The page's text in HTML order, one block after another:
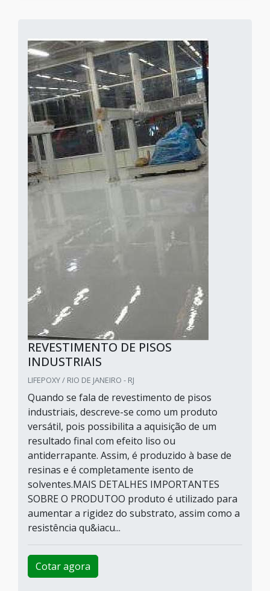
REVESTIMENTO DE PISOS
INDUSTRIAIS
LIFEPOXY / RIO DE JANEIRO - RJ
Quando se fala de revestimento de pisos
industriais, descreve-se como um produto
versátil, pois possibilita a aquisição de um
resultado final com efeito liso ou
antiderrapante. Assim, é produzido à base de
resinas e é completamente isento de
solventes.MAIS DETALHES IMPORTANTES
SOBRE O PRODUTOO produto é utilizado para
aumentar a rigidez do substrato, assim como a
resistência qu&iacu...
Cotar agora